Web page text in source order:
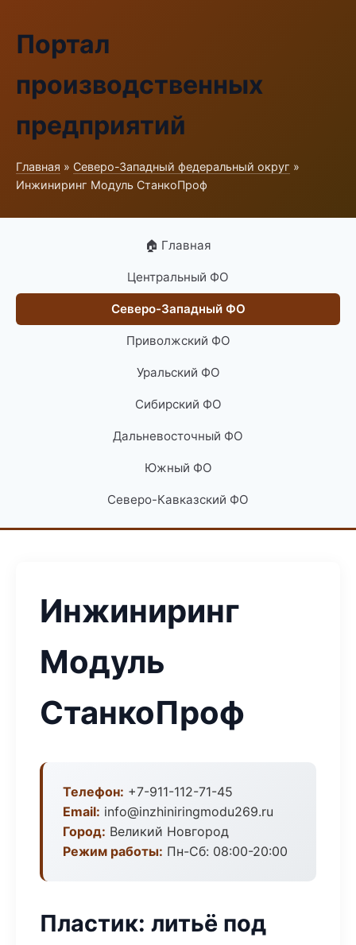
Портал
производственных
предприятий
Главная » Северо-Западный федеральный округ »
Инжиниринг Модуль СтанкоПроф
🏠 Главная
Центральный ФО
Северо-Западный ФО
Приволжский ФО
Уральский ФО
Сибирский ФО
Дальневосточный ФО
Южный ФО
Северо-Кавказский ФО
Инжиниринг
Модуль
СтанкоПроф
Телефон: +7-911-112-71-45
Email: info@inzhiniringmodu269.ru
Город: Великий Новгород
Режим работы: Пн-Сб: 08:00-20:00
Пластик: литьё под